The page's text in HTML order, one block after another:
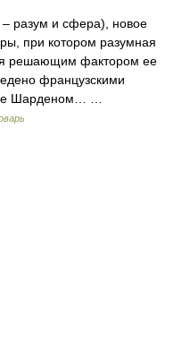
– разум и сфера), новое
при котором разумная
решающим фактором ее
французскими
Шарденом… …